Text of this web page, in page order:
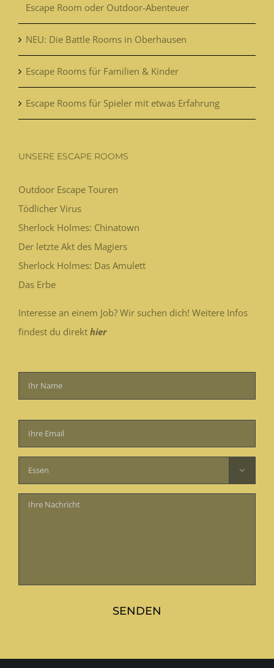
Escape Room oder Outdoor-Abenteuer
NEU: Die Battle Rooms in Oberhausen
Escape Rooms für Familien & Kinder
Escape Rooms für Spieler mit etwas Erfahrung
UNSERE ESCAPE ROOMS
Outdoor Escape Touren
Tödlicher Virus
Sherlock Holmes: Chinatown
Der letzte Akt des Magiers
Sherlock Holmes: Das Amulett
Das Erbe
Interesse an einem Job? Wir suchen dich! Weitere Infos
findest du direkt hier
lasse
dieses
Feld
leer.
